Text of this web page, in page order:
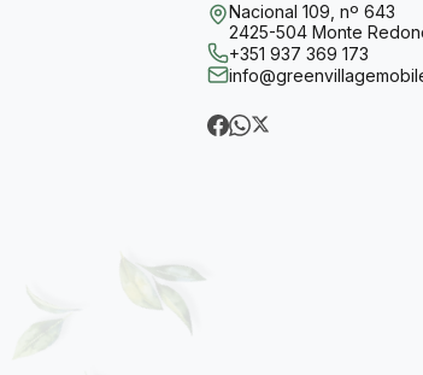
Nacional 109, nº 643
2425-504 Monte
+351 937 369 173